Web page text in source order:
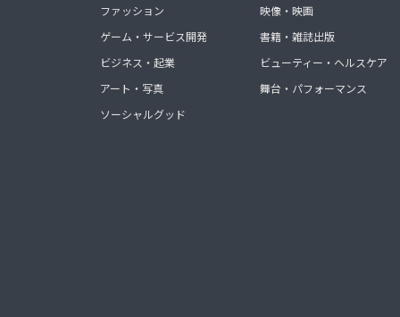
ファッション
ゲーム・サービス開発
ビジネス・起業
アート・写真
ソーシャルグッド
映像・映画
書籍・雑誌出版
ビューティー・ヘルスケア
舞台・パフォーマンス